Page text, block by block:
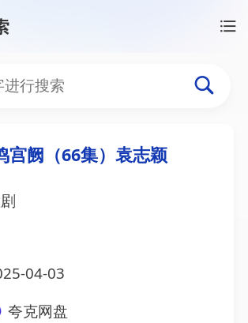
宫阙（66集）袁志颖
04-03
夸克网盘